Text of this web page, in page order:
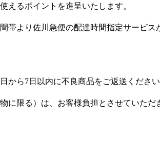
えるポイントを進呈いたします。
帯より佐川急便の配達時間指定サービス
から7日以内に不良商品をご返送くだ
に限る）は、お客様負担とさせていただ